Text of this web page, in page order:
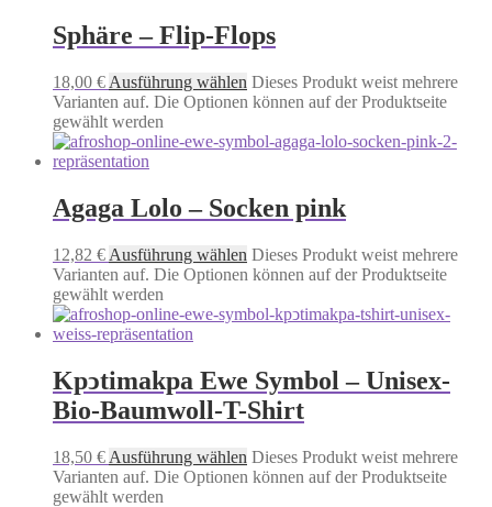
Sphäre – Flip-Flops
18,00 € Ausführung wählen Dieses Produkt weist mehrere
Varianten auf. Die Optionen können auf der Produktseite
gewählt werden
Agaga Lolo – Socken pink
12,82 € Ausführung wählen Dieses Produkt weist mehrere
Varianten auf. Die Optionen können auf der Produktseite
gewählt werden
Kpͻtimakpa Ewe Symbol – Unisex-
Bio-Baumwoll-T-Shirt
18,50 € Ausführung wählen Dieses Produkt weist mehrere
Varianten auf. Die Optionen können auf der Produktseite
gewählt werden